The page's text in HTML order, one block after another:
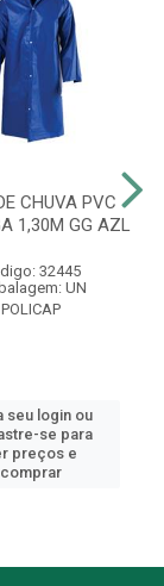
CHUVA PVC
1,30M GG AZL
32445
UN
POLICAP
seu login ou
se para
preços e
comprar